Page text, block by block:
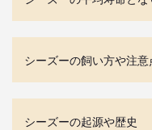
シーズーの飼い方や注意
シーズーの起源や歴史